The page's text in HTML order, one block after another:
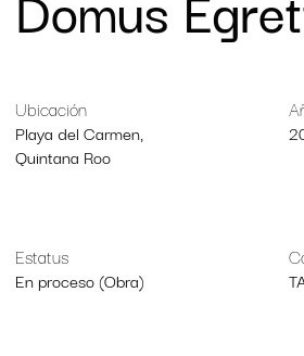
Ubicación
Playa del Carmen,
Quintana Roo
Estatus
En proceso (Obra)